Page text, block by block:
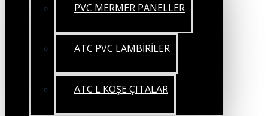
PVC MERMER PANELLER
ATC PVC LAMBİRİLER
ATC L KÖŞE ÇITALAR